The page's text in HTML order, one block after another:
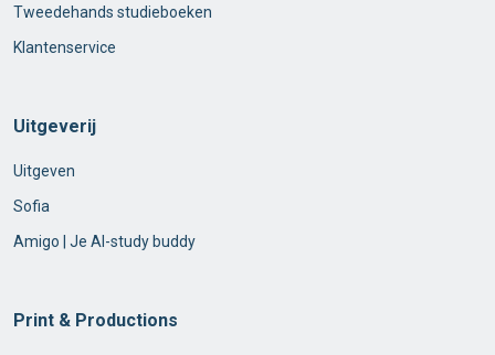
Tweedehands studieboeken
Klantenservice
Uitgeverij
Uitgeven
Sofia
Amigo | Je AI-study buddy
Print & Productions